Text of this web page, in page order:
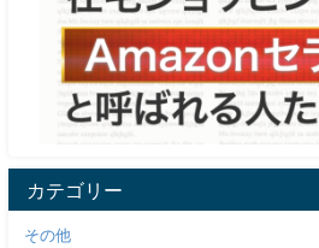
カテゴリー
その他